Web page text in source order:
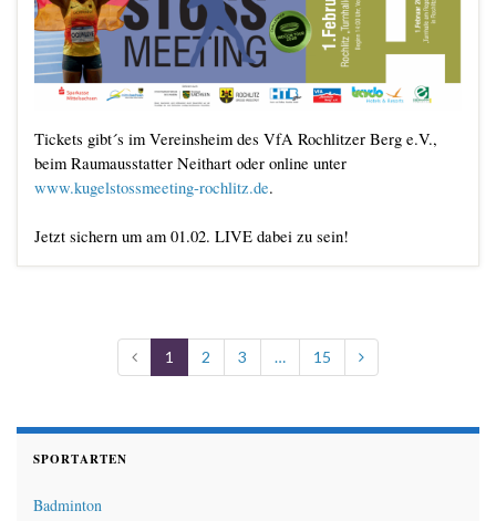
Tickets gibt´s im Vereinsheim des VfA Rochlitzer Berg e.V.,
beim Raumausstatter Neithart oder online unter
www.kugelstossmeeting-rochlitz.de.
Jetzt sichern um am 01.02. LIVE dabei zu sein!
1 2 3 … 15
SPORTARTEN
Badminton